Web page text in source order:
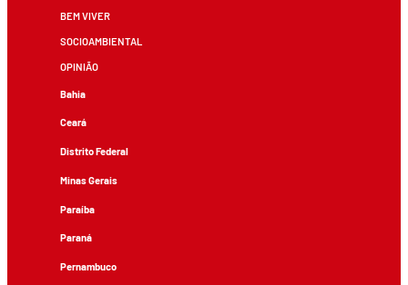
BEM VIVER
SOCIOAMBIENTAL
OPINIÃO
Bahia
Ceará
Distrito Federal
Minas Gerais
Paraíba
Paraná
Pernambuco